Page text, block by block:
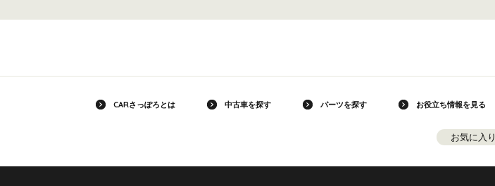
CARさっぽろとは 中古車を探す パーツを探す お役立ち情報を見る
お気に入り